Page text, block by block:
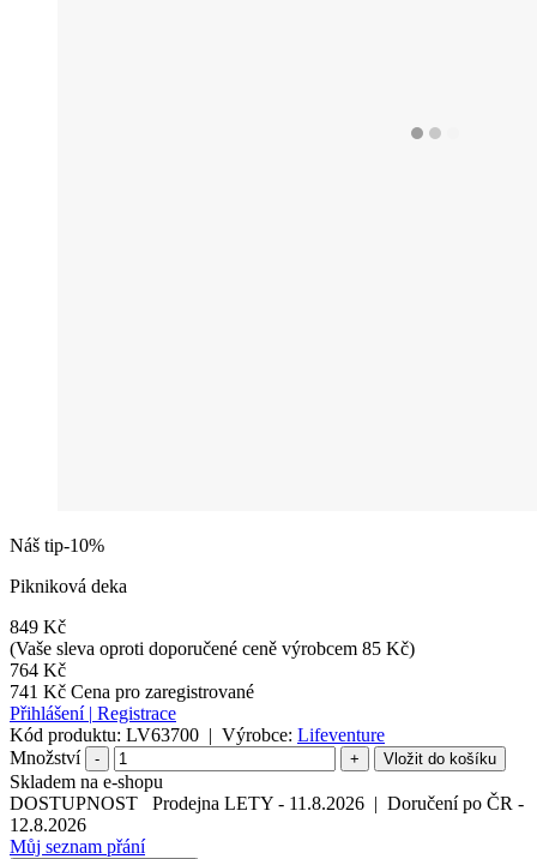
Náš tip-10%
Pikniková deka
849 Kč
(Vaše sleva oproti doporučené ceně výrobcem 85 Kč)
764 Kč
741 Kč Cena pro zaregistrované
Přihlášení | Registrace
Kód produktu: LV63700 | Výrobce: Lifeventure
Množství
- +
Skladem na e-shopu
DOSTUPNOST
Prodejna LETY - 11.8.2026 | Doručení po ČR -
12.8.2026
Můj seznam přání